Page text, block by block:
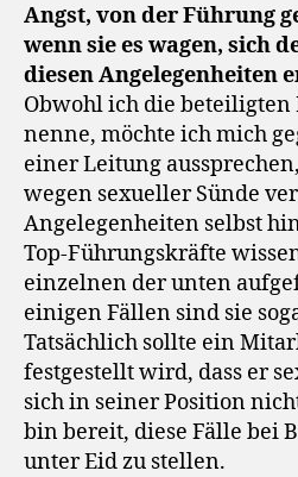
Angst, von der Führung
wenn sie es wagen, sich
diesen Angelegenheiten
Obwohl ich die beteiligten
nenne, möchte ich mich
einer Leitung
wegen sexueller Sünde
Angelegenheiten selbst
Top-Führungskräfte
einzelnen der unten
einigen Fällen sind sie
Tatsächlich sollte ein
festgestellt wird, dass er
sich in seiner Position
bin bereit, diese Fälle bei
unter Eid zu stellen.